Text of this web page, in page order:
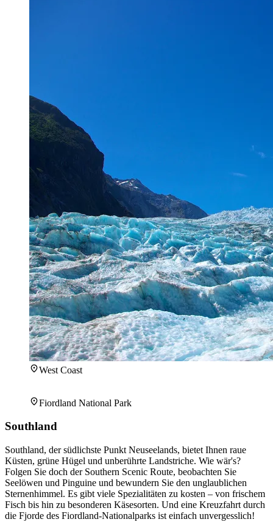
West Coast
Fiordland National Park
Southland
Southland, der südlichste Punkt Neuseelands, bietet Ihnen raue
Küsten, grüne Hügel und unberührte Landstriche. Wie wär's?
Folgen Sie doch der Southern Scenic Route, beobachten Sie
Seelöwen und Pinguine und bewundern Sie den unglaublichen
Sternenhimmel. Es gibt viele Spezialitäten zu kosten – von frischem
Fisch bis hin zu besonderen Käsesorten. Und eine Kreuzfahrt durch
die Fjorde des Fiordland-Nationalparks ist einfach unvergesslich!